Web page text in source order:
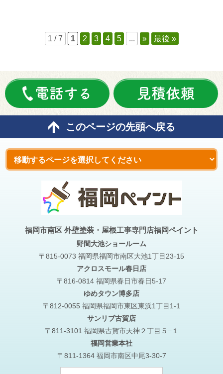
1 / 7 1 2 3 4 5 ... » 最後 »
電話する 見積依頼
このページの先頭へ戻る
福岡市南区 外壁塗装・屋根工事専門店福岡ペイント
野間大池ショールーム
〒815-0073 福岡県福岡市南区大池1丁目23-15
アクロスモール春日店
〒816-0814 福岡県春日市春日5-17
ゆめタウン博多店
〒812-0055 福岡県福岡市東区東浜1丁目1-1
サンリブ古賀店
〒811-3101 福岡県古賀市天神２丁目５−１
福岡営業本社
〒811-1364 福岡市南区中尾3-30-7